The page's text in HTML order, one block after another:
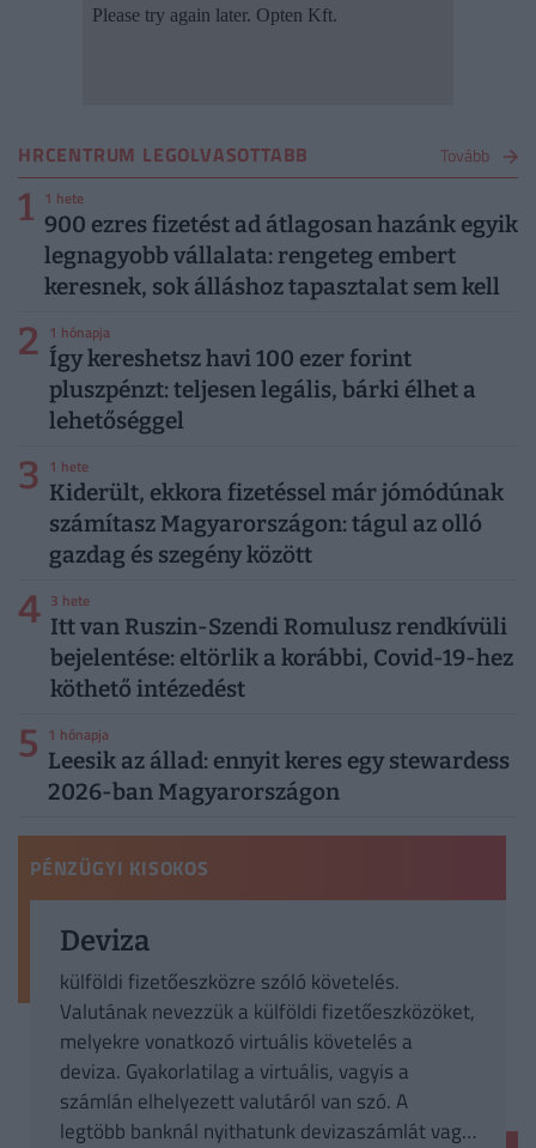
HRCENTRUM LEGOLVASOTTABB Tovább
1 1 hete
900 ezres fizetést ad átlagosan hazánk egyik
legnagyobb vállalata: rengeteg embert
keresnek, sok álláshoz tapasztalat sem kell
2 1 hónapja
Így kereshetsz havi 100 ezer forint
pluszpénzt: teljesen legális, bárki élhet a
lehetőséggel
3 1 hete
Kiderült, ekkora fizetéssel már jómódúnak
számítasz Magyarországon: tágul az olló
gazdag és szegény között
4 3 hete
Itt van Ruszin-Szendi Romulusz rendkívüli
bejelentése: eltörlik a korábbi, Covid-19-hez
köthető intézedést
5 1 hónapja
Leesik az állad: ennyit keres egy stewardess
2026-ban Magyarországon
PÉNZÜGYI KISOKOS
Deviza
külföldi fizetőeszközre szóló követelés.
Valutának nevezzük a külföldi fizetőeszközöket,
melyekre vonatkozó virtuális követelés a
deviza. Gyakorlatilag a virtuális, vagyis a
számlán elhelyezett valutáról van szó. A
legtöbb banknál nyithatunk devizaszámlát vagy